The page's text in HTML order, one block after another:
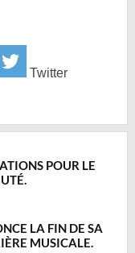
Twitter
POUR LE
LA FIN DE SA
MUSICALE.